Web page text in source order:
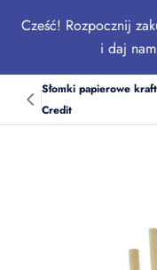
Cześć! Rozpocznij
i daj
Słomki papierowe
Credit